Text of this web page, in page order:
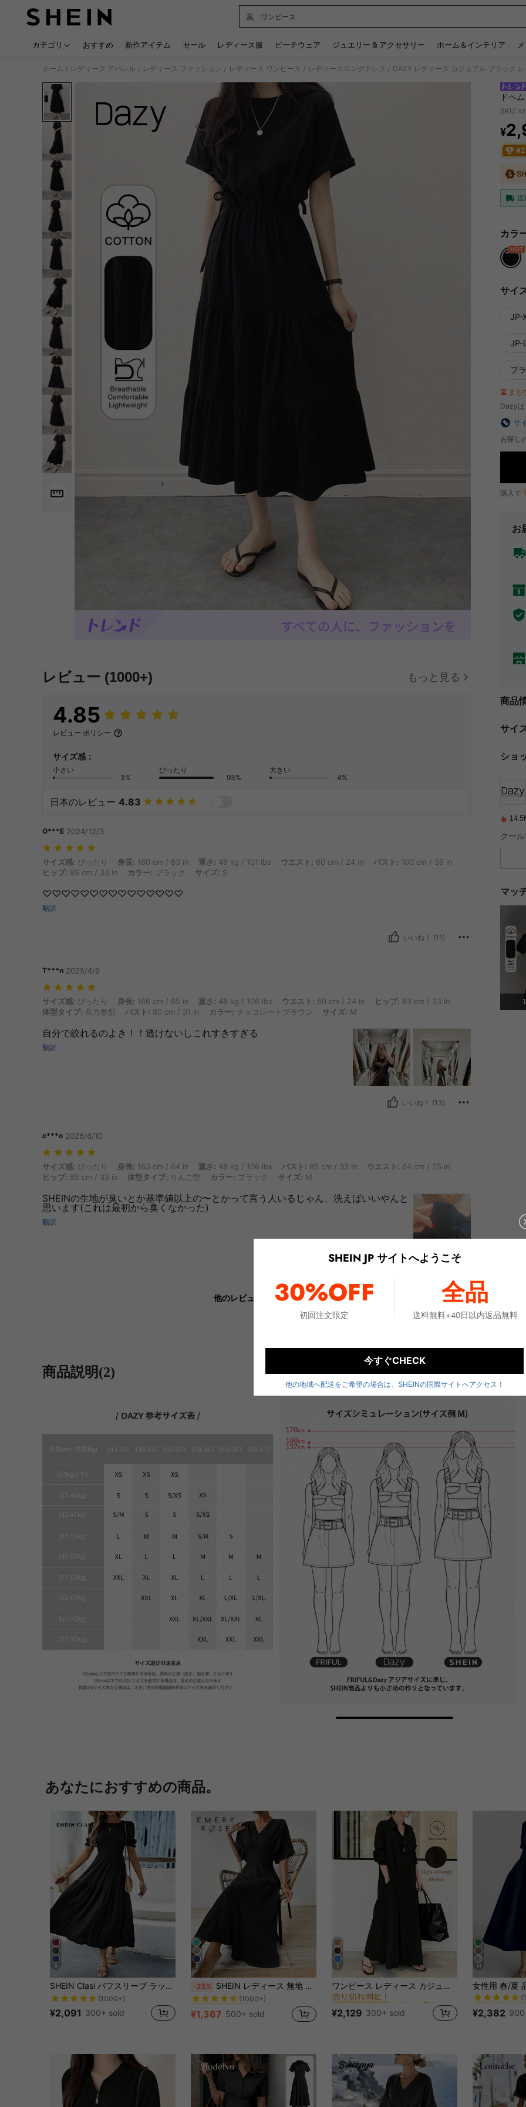
黒 ワンピース
カテゴリ おすすめ 新作アイテム セール レディース服 ビーチウェア ジュエリー & アクセサリー ホーム＆インテリア
ホーム / レディース アパレル / レディース ファッション / レディース ワンピース / レディースロングドレス /
レビュー (1000+) もっと見る
4.85
レビュー ポリシー
サイズ感：
小さい
3%
ぴったり
93%
大きい
4%
日本のレビュー 4.83
O***E 2024/12/3
サイズ感: ぴったり, 身長: 160 cm / 63 in, 重さ: 46 kg / 101 lbs, ウエスト: 60 cm / 24 in, バスト: 100 cm / 39 in, ヒップ: 85 cm / 33 in, カラー: ブラック,
サイズ感: ぴったり 身長: 160 cm / 63 in 重さ: 46 kg / 101 lbs ウエスト: 60 cm / 24 in バスト: 100 cm / 39 in
ヒップ: 85 cm / 33 in カラー: ブラック サイズ: S
♡♡♡♡♡♡♡♡♡♡♡♡♡♡♡
翻訳
いいね！ (11)
T***n 2025/4/9
サイズ感: ぴったり, 身長: 166 cm / 65 in, 重さ: 48 kg / 106 lbs, ウエスト: 60 cm / 24 in, ヒップ: 83 cm / 33 in, 体型タイプ: 長方形型, バスト: 80 cm / 31
サイズ感: ぴったり 身長: 166 cm / 65 in 重さ: 48 kg / 106 lbs ウエスト: 60 cm / 24 in ヒップ: 83 cm / 33 in
体型タイプ: 長方形型 バスト: 80 cm / 31 in カラー: チョコレートブラウン サイズ: M
自分で絞れるのよき！！透けないしこれすきすぎる
翻訳
いいね！ (13)
c***o 2026/6/10
サイズ感: ぴったり, 身長: 163 cm / 64 in, 重さ: 48 kg / 106 lbs, バスト: 85 cm / 33 in, ウエスト: 64 cm / 25 in, ヒップ: 85 cm / 33 in, 体型タイプ: りんご
サイズ感: ぴったり 身長: 163 cm / 64 in 重さ: 48 kg / 106 lbs バスト: 85 cm / 33 in ウエスト: 64 cm / 25 in
ヒップ: 85 cm / 33 in 体型タイプ: りんご型 カラー: ブラック サイズ: M
SHEINの生地が臭いとか基準値以上の〜とかって言う人いるじゃん、洗えばいいやんと
思います(これは最初から臭くなかった)
翻訳
他のレビューを見る
ドヘ
リル
ジュ
SKU:
¥
#2
送
カラ
サイ
JP-
JP-
プ
まも
Dazyは
サ
お探し
購入で
お
商品
サイ
ショ
マッ
商品説明(2)
あなたにおすすめの商品。
8
SHEIN Clasi パフスリーブ ラッフルヘム マキシワンピース レディース アウトフィット
(1000+)
¥2,091 300+ sold
8
-25% SHEIN レディース 無地 シンプル デイリー 半袖 Vネック ワンピース マキシ レディースアウトフィット
#8 ベストセラー
ジッパー 女性のロングドレス
(1000+)
#8 ベストセラー
(1000+)
#8 ベストセラー
(1000+)
#8 ベストセラー
ジッパー 女性のロングドレス
¥1,367 500+ sold
5
ワンピース レディース カジュアル 無地 前ボタン ロングシャツドレス、ロングシャツドレス、カジュアル ブラック、ボタン フレアヘム、長袖、襟、ミニマリスト ブラック ラペル 長袖シャツドレス、ゆったり リラックス フレアヘム ボタンフロント ドレス ポケット付き エレガント
#6 ベストセラー に ボタン 床まで届く丈のドレス
売り切れ間近！
#6 ベストセラー
売り切れ間近！
#6 ベストセラー
売り切れ間近！
#6 ベストセラー に ボタン 床まで届く丈のドレス
¥2,129 300+ sold
14
#5 ベストセラ
#5 ベストセラー
#5 ベストセラー
#5 ベストセラー
¥2,382
SHEIN JP サイトへようこそ
30%OFF
初回注文限定
全品
送料無料+40日以内返品無料
今すぐCHECK
他の地域へ配送をご希望の場合は、SHEINの国際サイトへアクセス！